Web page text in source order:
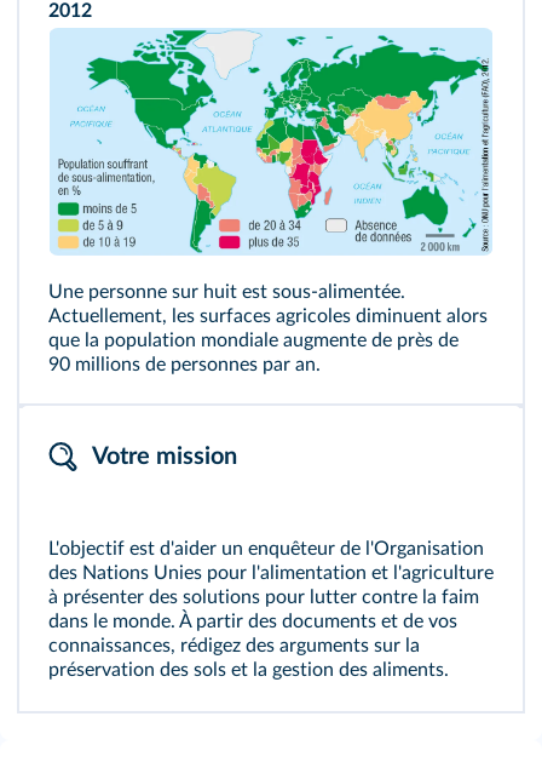
2012
Une personne sur huit est sous-alimentée.
Actuellement, les surfaces agricoles diminuent alors
que la population mondiale augmente de près de
90 millions de personnes par an.
Votre mission
L'objectif est d'aider un enquêteur de l'Organisation
des Nations Unies pour l'alimentation et l'agriculture
à présenter des solutions pour lutter contre la faim
dans le monde. À partir des documents et de vos
connaissances, rédigez des arguments sur la
préservation des sols et la gestion des aliments.